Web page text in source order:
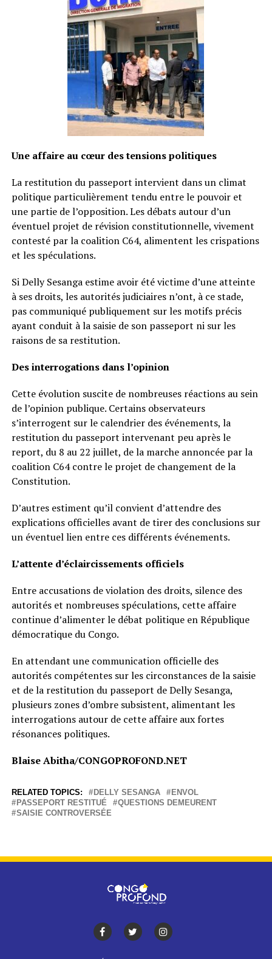
Une affaire au cœur des tensions politiques
La restitution du passeport intervient dans un climat
politique particulièrement tendu entre le pouvoir et
une partie de l’opposition. Les débats autour d’un
éventuel projet de révision constitutionnelle, vivement
contesté par la coalition C64, alimentent les crispations
et les spéculations.
Si Delly Sesanga estime avoir été victime d’une atteinte
à ses droits, les autorités judiciaires n’ont, à ce stade,
pas communiqué publiquement sur les motifs précis
ayant conduit à la saisie de son passeport ni sur les
raisons de sa restitution.
Des interrogations dans l’opinion
Cette évolution suscite de nombreuses réactions au sein
de l’opinion publique. Certains observateurs
s’interrogent sur le calendrier des événements, la
restitution du passeport intervenant peu après le
report, du 8 au 22 juillet, de la marche annoncée par la
coalition C64 contre le projet de changement de la
Constitution.
D’autres estiment qu’il convient d’attendre des
explications officielles avant de tirer des conclusions sur
un éventuel lien entre ces différents événements.
L’attente d’éclaircissements officiels
Entre accusations de violation des droits, silence des
autorités et nombreuses spéculations, cette affaire
continue d’alimenter le débat politique en République
démocratique du Congo.
En attendant une communication officielle des
autorités compétentes sur les circonstances de la saisie
et de la restitution du passeport de Delly Sesanga,
plusieurs zones d’ombre subsistent, alimentant les
interrogations autour de cette affaire aux fortes
résonances politiques.
Blaise Abitha/CONGOPROFOND.NET
RELATED TOPICS: DELLY SESANGA
ENVOL
PASSEPORT RESTITUÉ
QUESTIONS DEMEURENT
SAISIE CONTROVERSÉE